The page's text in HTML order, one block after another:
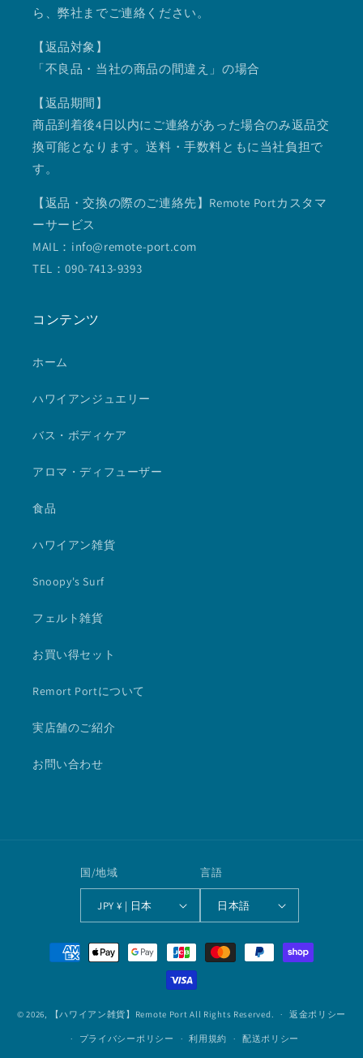
ら、弊社までご連絡ください。
【返品対象】
「不良品・当社の商品の間違え」の場合
【返品期間】
商品到着後4日以内にご連絡があった場合のみ返品交
換可能となります。送料・手数料ともに当社負担で
す。
【返品・交換の際のご連絡先】Remote Portカスタマ
ーサービス
MAIL：info@remote-port.com
TEL：090-7413-9393
コンテンツ
ホーム
ハワイアンジュエリー
バス・ボディケア
アロマ・ディフューザー
食品
ハワイアン雑貨
Snoopy's Surf
フェルト雑貨
お買い得セット
Remort Portについて
実店舗のご紹介
お問い合わせ
国/地域
JPY ¥ | 日本
言語
日本語
法
© 2026, 【ハワイアン雑貨】Remote Port All Rights Reserved. 返金ポリシー
プライバシーポリシー 利用規約 配送ポリシー